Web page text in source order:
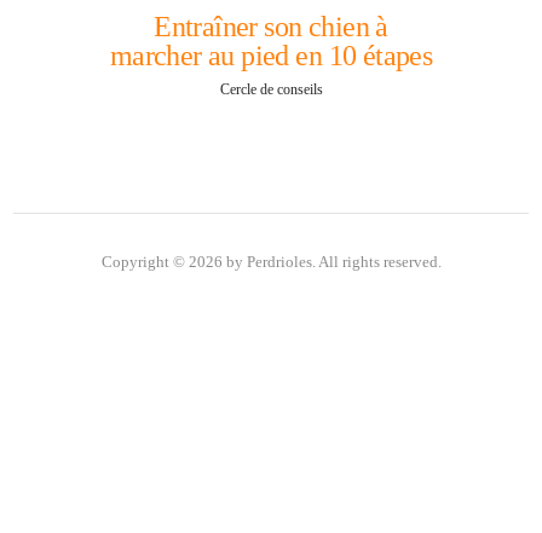
Entraîner son chien à
marcher au pied en 10 étapes
Cercle de conseils
Copyright © 2026 by Perdrioles. All rights reserved.